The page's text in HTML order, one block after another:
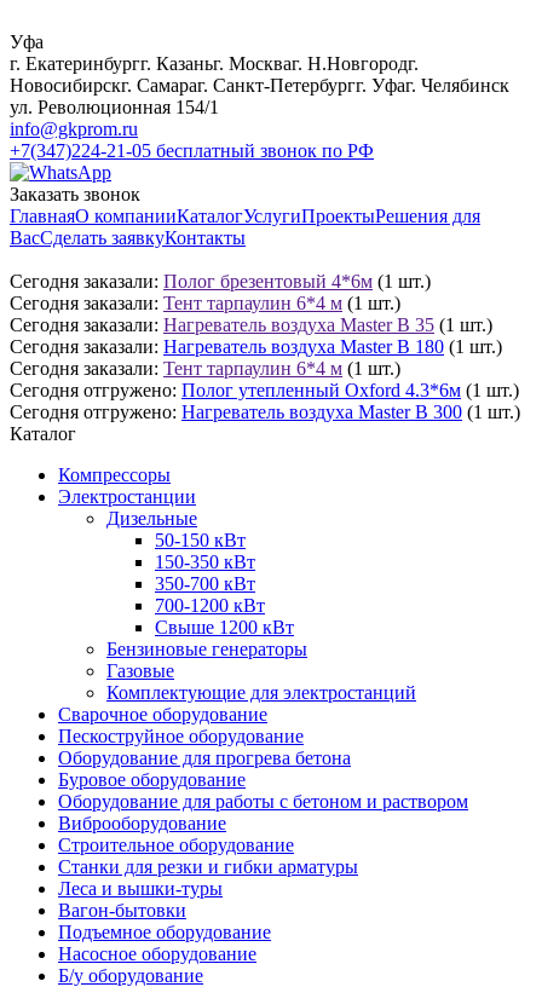
Уфа
г. Екатеринбургг. Казаньг. Москваг. Н.Новгородг.
Новосибирскг. Самараг. Санкт-Петербургг. Уфаг. Челябинск
ул. Революционная 154/1
info@gkprom.ru
+7(347)224-21-05 бесплатный звонок по РФ
Заказать звонок
ГлавнаяО компанииКаталогУслугиПроектыРешения для
ВасСделать заявкуКонтакты
Сегодня заказали: Полог брезентовый 4*6м (1 шт.)
Сегодня заказали: Тент тарпаулин 6*4 м (1 шт.)
Сегодня заказали: Нагреватель воздуха Master B 35 (1 шт.)
Сегодня заказали: Нагреватель воздуха Master B 180 (1 шт.)
Сегодня заказали: Тент тарпаулин 6*4 м (1 шт.)
Сегодня отгружено: Полог утепленный Oxford 4.3*6м (1 шт.)
Сегодня отгружено: Нагреватель воздуха Master B 300 (1 шт.)
Каталог
Компрессоры
Электростанции
Дизельные
50-150 кВт
150-350 кВт
350-700 кВт
700-1200 кВт
Свыше 1200 кВт
Бензиновые генераторы
Газовые
Комплектующие для электростанций
Сварочное оборудование
Пескоструйное оборудование
Оборудование для прогрева бетона
Буровое оборудование
Оборудование для работы с бетоном и раствором
Виброоборудование
Строительное оборудование
Станки для резки и гибки арматуры
Леса и вышки-туры
Вагон-бытовки
Подъемное оборудование
Насосное оборудование
Б/у оборудование